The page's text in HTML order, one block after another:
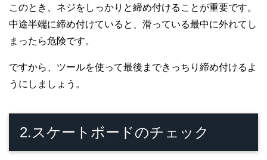
このとき、ネジをしっかりと締め付けることが重要です。
中途半端に締め付けていると、滑っている最中に外れてし
まったら危険です。
ですから、ツールを使って最後まできっちり締め付けるよ
うにしましょう。
2.スケートボードのチェック